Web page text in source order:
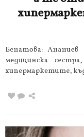
Бенатова:
медицинска
хипермаркетите,